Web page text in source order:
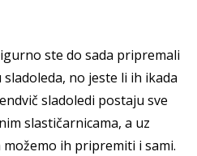
ste do sada pripremali
no jeste li ih ikada
sladoledi postaju sve
slastičarnicama, a uz
ih pripremiti i sami.